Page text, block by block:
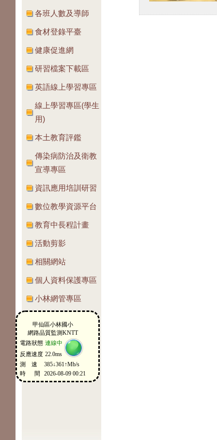
各班人數及導師
食材登錄平臺
健康促進網
研習檔案下載區
英語線上學習專區
線上學習專區(學生
用)
本土教育評鑑
傳染病防治及衛教
宣導專區
資訊應用培訓研習
數位教學資源平台
教育中長程計畫
活動剪影
相關網站
個人資料保護專區
小林網管專區